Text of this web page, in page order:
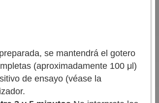
se mantendrá el gotero
(aproximadamente 100 μl)
de ensayo (véase la